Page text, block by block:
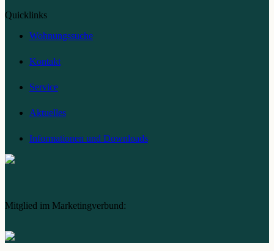
Quicklinks
Wohnungssuche
Kontakt
Service
Aktuelles
Informationen und Downloads
Mitglied im Marketingverbund: